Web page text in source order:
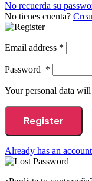
No recuerda su
No tienes cuenta?
Email address *
Password *
Your personal data
Register
Already has an account